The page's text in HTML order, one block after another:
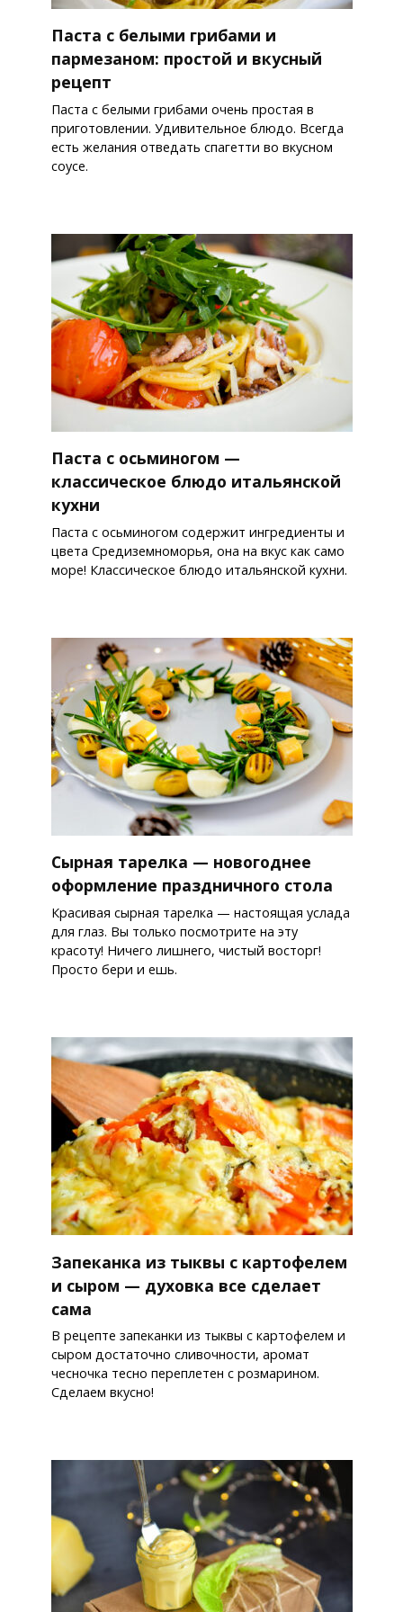
Паста с белыми грибами и
пармезаном: простой и вкусный
рецепт
Паста с белыми грибами очень простая в
приготовлении. Удивительное блюдо. Всегда
есть желания отведать спагетти во вкусном
соусе.
Паста с осьминогом —
классическое блюдо итальянской
кухни
Паста с осьминогом содержит ингредиенты и
цвета Средиземноморья, она на вкус как само
море! Классическое блюдо итальянской кухни.
Сырная тарелка — новогоднее
оформление праздничного стола
Красивая сырная тарелка — настоящая услада
для глаз. Вы только посмотрите на эту
красоту! Ничего лишнего, чистый восторг!
Просто бери и ешь.
Запеканка из тыквы с картофелем
и сыром — духовка все сделает
сама
В рецепте запеканки из тыквы с картофелем и
сыром достаточно сливочности, аромат
чесночка тесно переплетен с розмарином.
Сделаем вкусно!